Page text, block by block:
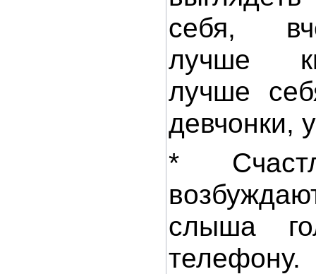
себя,
лучше
лучше
девчонки,
*
слыша
телефону.